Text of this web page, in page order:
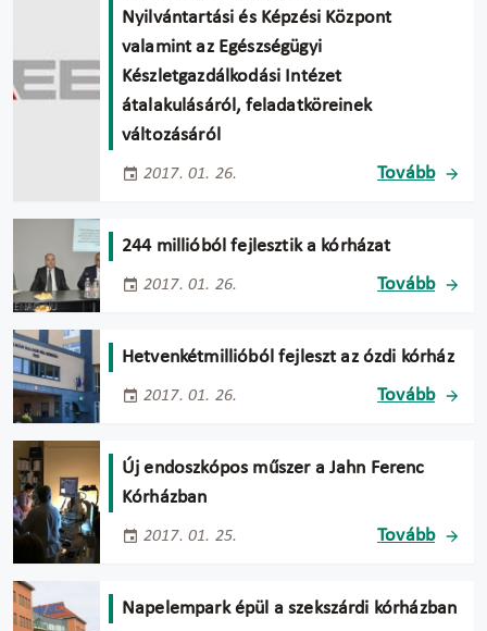
Nyilvántartási és Képzési Központ
valamint az Egészségügyi
Készletgazdálkodási Intézet
átalakulásáról, feladatköreinek
változásáról
2017. 01. 26. Tovább
244 millióból fejlesztik a kórházat
2017. 01. 26. Tovább
Hetvenkétmillióból fejleszt az ózdi kórház
2017. 01. 26. Tovább
Új endoszkópos műszer a Jahn Ferenc
Kórházban
2017. 01. 25. Tovább
Napelempark épül a szekszárdi kórházban